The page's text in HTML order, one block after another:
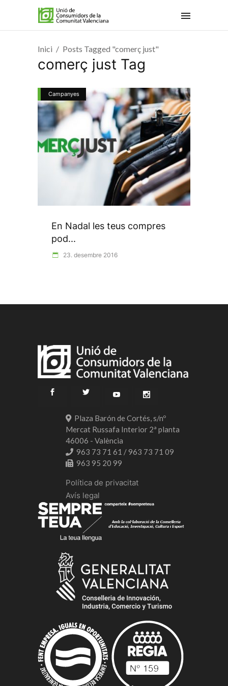
Inici Posts Tagged "comerç just"
comerç just Tag
Campanyes
En Nadal les teus compres
pod...
23. desembre 2016
Plaza Barón de Cortés, s/nº
Mercat Russafa Interior 2ª planta
46006 - València
963 73 71 61 / 963 73 71 09
963 95 20 99
Política de privacitat
Avís legal